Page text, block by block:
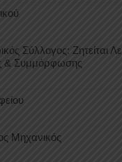
Σύλλογος: Ζητείται
& Συμμόρφωσης
Μηχανικός